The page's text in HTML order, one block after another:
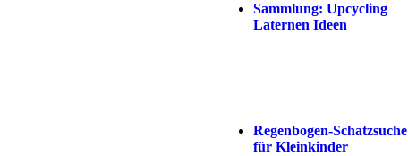
Sammlung: Upcycling
Laternen Ideen
Regenbogen-Schatzsuche
für Kleinkinder